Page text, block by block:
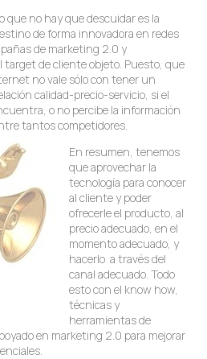
que no hay que descuidar es la
de forma innovadora en redes
de marketing 2.0 y
de cliente objeto. Puesto, que
no vale sólo con tener un
calidad-precio-servicio, si el
o no percibe la información
tantos competidores.
En resumen, tenemos
que aprovechar la
tecnología para conocer
al cliente y poder
ofrecerle el producto, al
precio adecuado, en el
momento adecuado, y
hacerlo a través del
canal adecuado. Todo
esto con el know how,
técnicas y
herramientas de
en marketing 2.0 para mejorar